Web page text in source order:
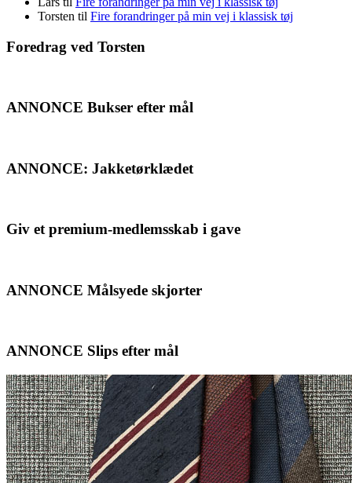
Torsten til Fire forandringer på min vej i klassisk tøj
Foredrag ved Torsten
ANNONCE Bukser efter mål
ANNONCE: Jakketørklædet
Giv et premium-medlemsskab i gave
ANNONCE Målsyede skjorter
ANNONCE Slips efter mål